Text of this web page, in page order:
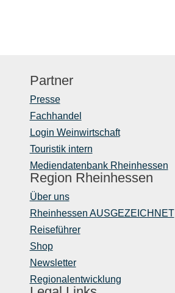
Partner
Presse
Fachhandel
Login Weinwirtschaft
Touristik intern
Mediendatenbank Rheinhessen
Region Rheinhessen
Über uns
Rheinhessen AUSGEZEICHNET
Reiseführer
Shop
Newsletter
Regionalentwicklung